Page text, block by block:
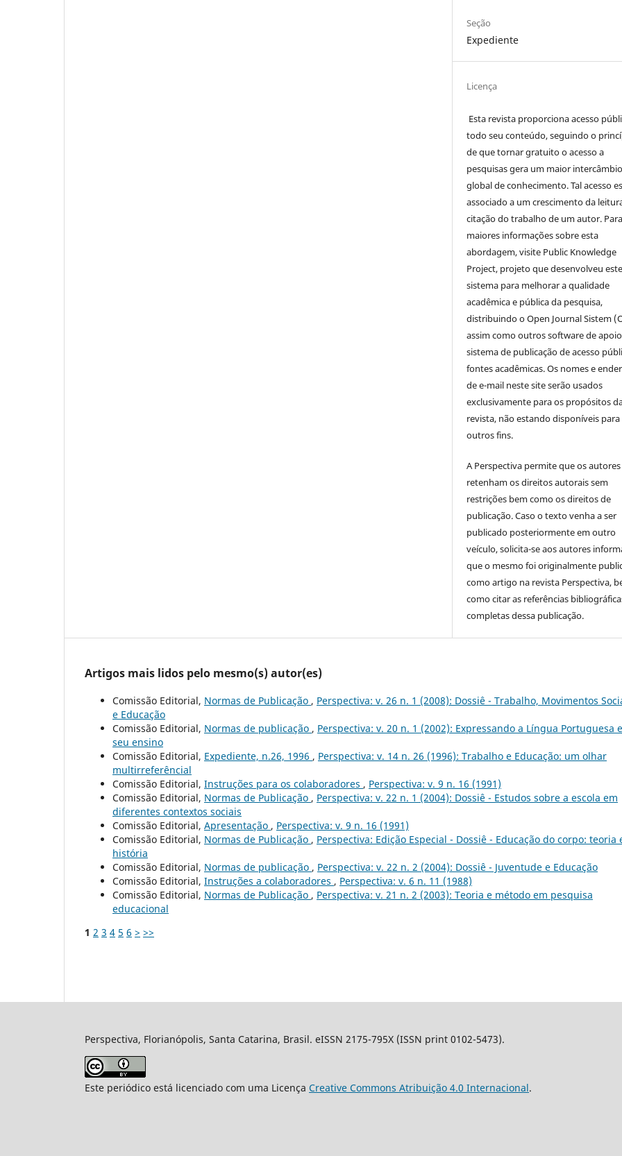
Seção
Expediente
Licença
Esta revista proporciona acesso
todo seu conteúdo, seguindo o
de que tornar gratuito o acesso a
pesquisas gera um maior intercâmbio
global de conhecimento. Tal acesso
associado a um crescimento da
citação do trabalho de um autor. Para
maiores informações sobre esta
abordagem, visite Public Knowledge
Project, projeto que desenvolveu este
sistema para melhorar a qualidade
acadêmica e pública da pesquisa,
distribuindo o Open Journal Sistem
assim como outros software de
sistema de publicação de acesso
fontes acadêmicas. Os nomes e
de e-mail neste site serão usados
exclusivamente para os propósitos
revista, não estando disponíveis para
outros fins.
A Perspectiva permite que os autores
retenham os direitos autorais sem
restrições bem como os direitos de
publicação. Caso o texto venha a ser
publicado posteriormente em outro
veículo, solicita-se aos autores
que o mesmo foi originalmente
como artigo na revista Perspectiva,
como citar as referências
completas dessa publicação.
Artigos mais lidos pelo mesmo(s) autor(es)
Comissão Editorial, Normas de Publicação , Perspectiva: v. 26 n. 1 (2008): Dossiê - Trabalho, Movimentos
e Educação
Comissão Editorial, Normas de publicação , Perspectiva: v. 20 n. 1 (2002): Expressando a Língua Portuguesa e
seu ensino
Comissão Editorial, Expediente, n.26, 1996 , Perspectiva: v. 14 n. 26 (1996): Trabalho e Educação: um olhar
multirreferêncial
Comissão Editorial, Instruções para os colaboradores , Perspectiva: v. 9 n. 16 (1991)
Comissão Editorial, Normas de Publicação , Perspectiva: v. 22 n. 1 (2004): Dossiê - Estudos sobre a escola em
diferentes contextos sociais
Comissão Editorial, Apresentação , Perspectiva: v. 9 n. 16 (1991)
Comissão Editorial, Normas de Publicação , Perspectiva: Edição Especial - Dossiê - Educação do corpo: teoria
história
Comissão Editorial, Normas de publicação , Perspectiva: v. 22 n. 2 (2004): Dossiê - Juventude e Educação
Comissão Editorial, Instruções a colaboradores , Perspectiva: v. 6 n. 11 (1988)
Comissão Editorial, Normas de Publicação , Perspectiva: v. 21 n. 2 (2003): Teoria e método em pesquisa
educacional
1 2 3 4 5 6 > >>
Perspectiva, Florianópolis, Santa Catarina, Brasil. eISSN 2175-795X (ISSN print 0102-5473).
Este periódico está licenciado com uma Licença Creative Commons Atribuição 4.0 Internacional.